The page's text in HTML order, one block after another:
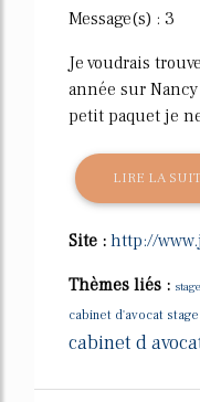
Message(s) : 3
Je voudrais
année sur
petit paquet je
LIRE LA
Site : http://
Thèmes liés :
cabinet d'avocat stage
cabinet d